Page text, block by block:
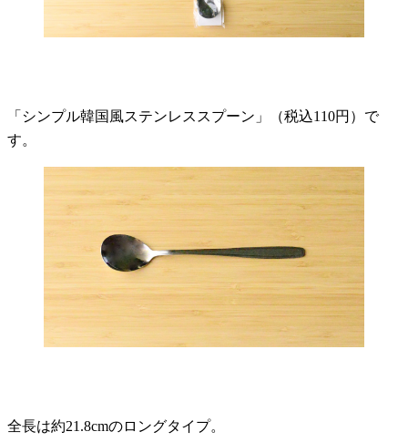
「シンプル韓国風ステンレススプーン」（税込110円）で
す。
全長は約21.8cmのロングタイプ。